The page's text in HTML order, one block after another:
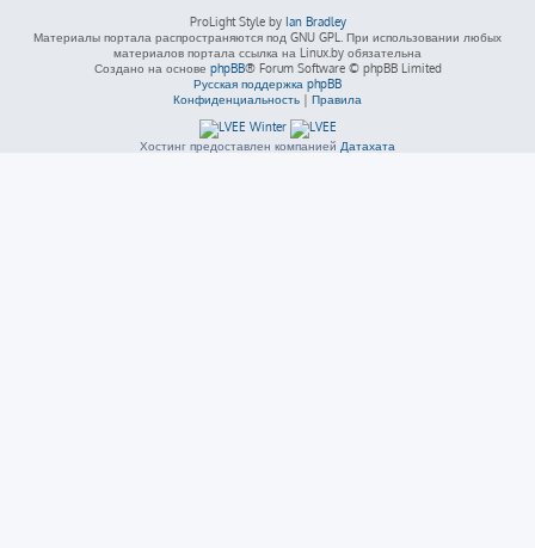
ProLight Style by Ian Bradley
Материалы портала распространяются под GNU GPL. При использовании любых
материалов портала ссылка на Linux.by обязательна
Создано на основе phpBB® Forum Software © phpBB Limited
Русская поддержка phpBB
Конфиденциальность | Правила
Хостинг предоставлен компанией Датахата